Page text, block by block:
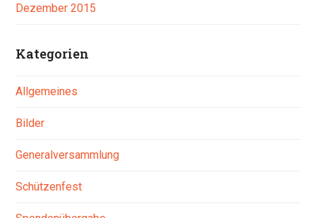
Dezember 2015
Kategorien
Allgemeines
Bilder
Generalversammlung
Schützenfest